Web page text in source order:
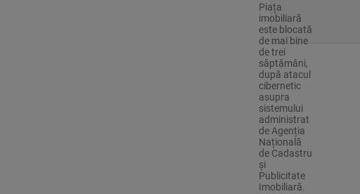
Piața
imobiliară
este blocată
de mai bine
de trei
săptămâni,
după atacul
cibernetic
asupra
sistemului
administrat
de Agenția
Națională
de Cadastru
și
Publicitate
Imobiliară.